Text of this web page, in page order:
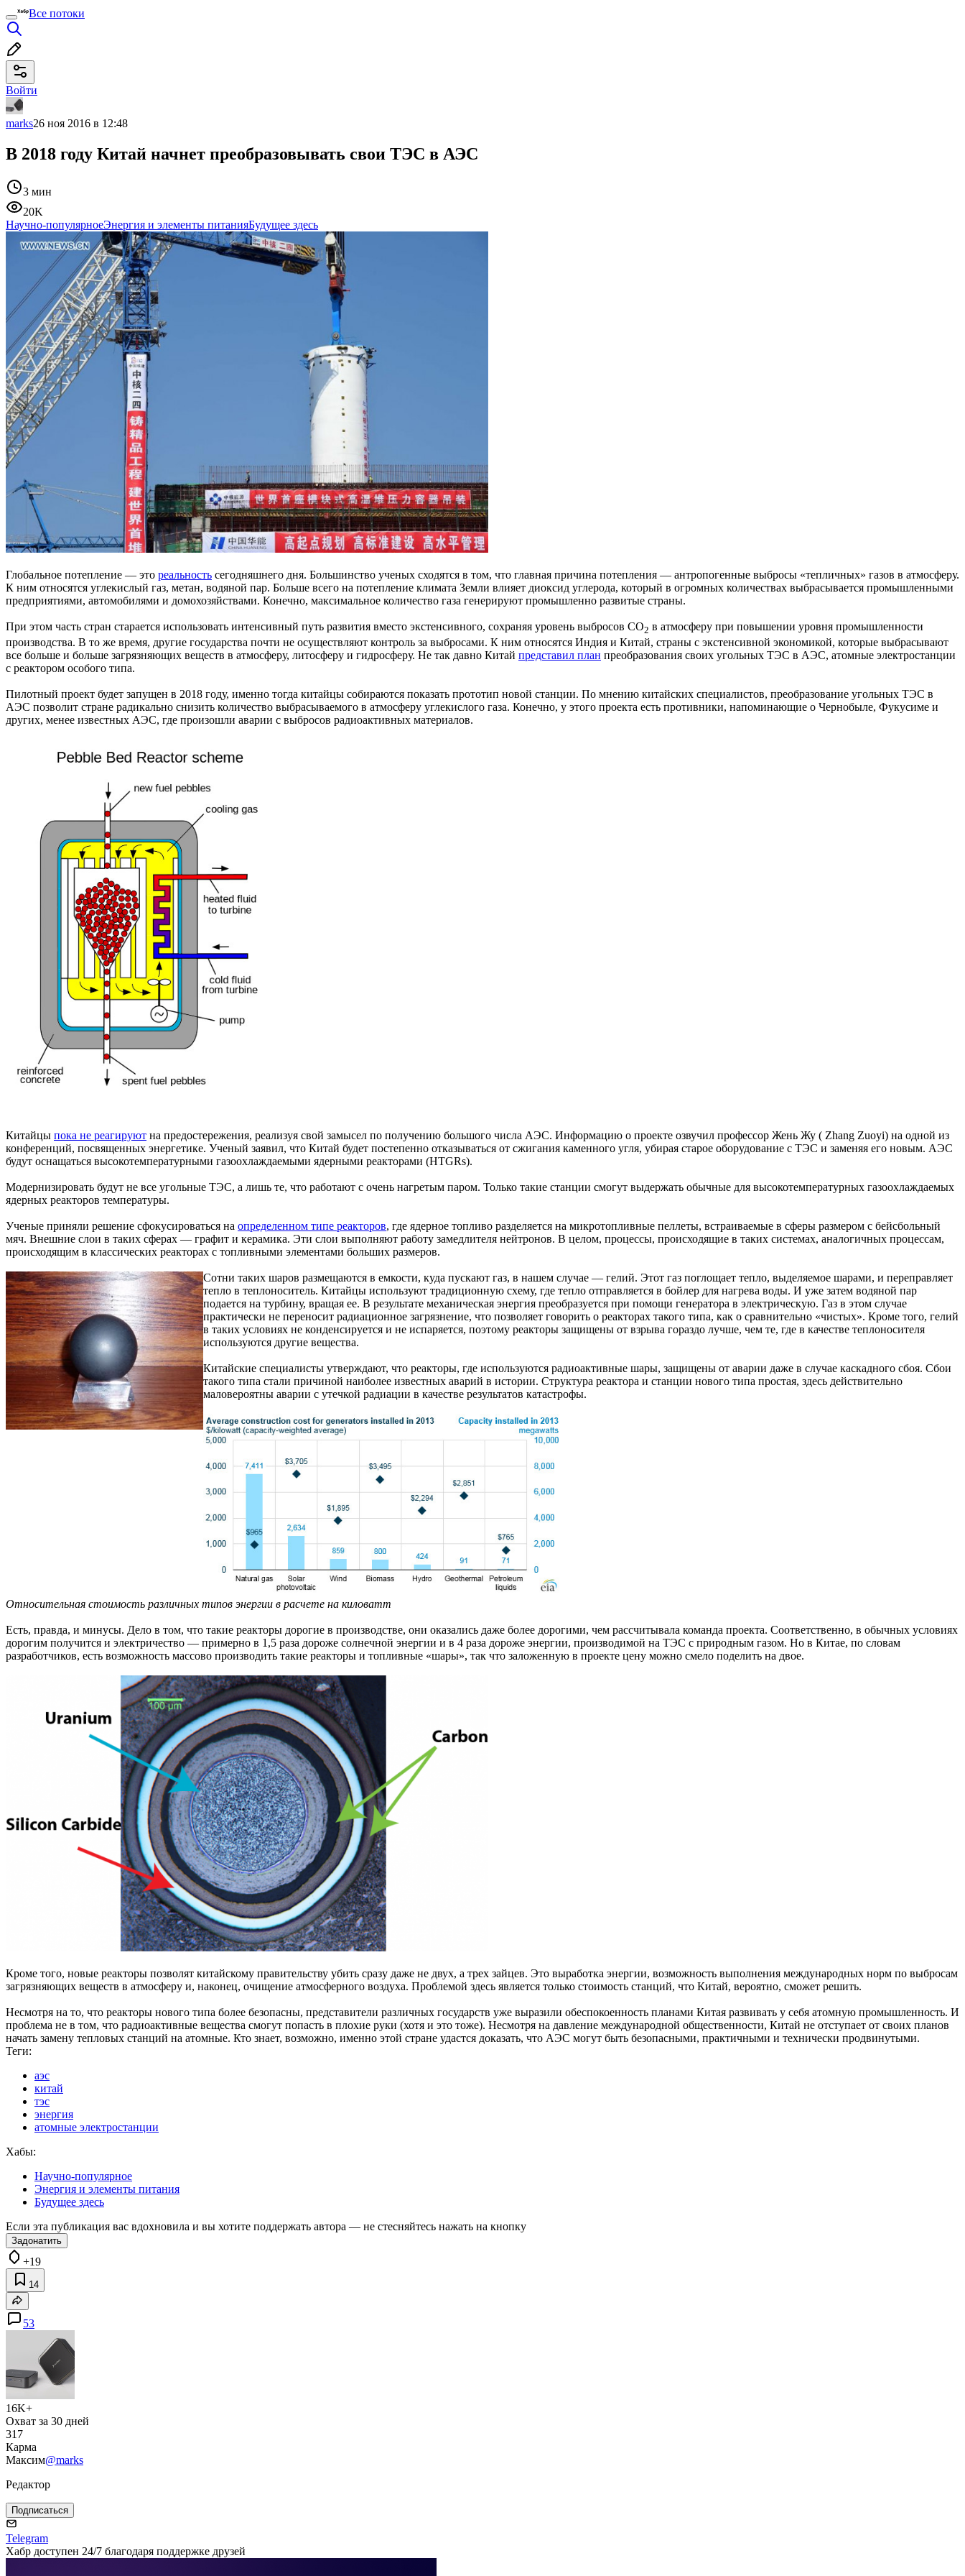
Все потоки
Войти
marks26 ноя 2016 в 12:48
В 2018 году Китай начнет преобразовывать свои ТЭС в АЭС
3 мин
20K
Научно-популярноеЭнергия и элементы питанияБудущее здесь
Глобальное потепление — это реальность сегодняшнего дня. Большинство ученых сходятся в том, что главная причина потепления — антропогенные выбросы «тепличных» газов в атмосферу.
К ним относятся углекислый газ, метан, водяной пар. Больше всего на потепление климата Земли влияет диоксид углерода, который в огромных количествах выбрасывается промышленными
предприятиями, автомобилями и домохозяйствами. Конечно, максимальное количество газа генерируют промышленно развитые страны.
При этом часть стран старается использовать интенсивный путь развития вместо экстенсивного, сохраняя уровень выбросов CO2 в атмосферу при повышении уровня промышленности
производства. В то же время, другие государства почти не осуществляют контроль за выбросами. К ним относятся Индия и Китай, страны с экстенсивной экономикой, которые выбрасывают
все больше и больше загрязняющих веществ в атмосферу, литосферу и гидросферу. Не так давно Китай представил план преобразования своих угольных ТЭС в АЭС, атомные электростанции
с реактором особого типа.
Пилотный проект будет запущен в 2018 году, именно тогда китайцы собираются показать прототип новой станции. По мнению китайских специалистов, преобразование угольных ТЭС в
АЭС позволит стране радикально снизить количество выбрасываемого в атмосферу углекислого газа. Конечно, у этого проекта есть противники, напоминающие о Чернобыле, Фукусиме и
других, менее известных АЭС, где произошли аварии с выбросов радиоактивных материалов.
Китайцы пока не реагируют на предостережения, реализуя свой замысел по получению большого числа АЭС. Информацию о проекте озвучил профессор Жень Жу ( Zhang Zuoyi) на одной из
конференций, посвященных энергетике. Ученый заявил, что Китай будет постепенно отказываться от сжигания каменного угля, убирая старое оборудование с ТЭС и заменяя его новым. АЭС
будут оснащаться высокотемпературными газоохлаждаемыми ядерными реакторами (HTGRs).
Модернизировать будут не все угольные ТЭС, а лишь те, что работают с очень нагретым паром. Только такие станции смогут выдержать обычные для высокотемпературных газоохлаждаемых
ядерных реакторов температуры.
Ученые приняли решение сфокусироваться на определенном типе реакторов, где ядерное топливо разделяется на микротопливные пеллеты, встраиваемые в сферы размером с бейсбольный
мяч. Внешние слои в таких сферах — графит и керамика. Эти слои выполняют работу замедлителя нейтронов. В целом, процессы, происходящие в таких системах, аналогичных процессам,
происходящим в классических реакторах с топливными элементами больших размеров.
Сотни таких шаров размещаются в емкости, куда пускают газ, в нашем случае — гелий. Этот газ поглощает тепло, выделяемое шарами, и переправляет
тепло в теплоноситель. Китайцы используют традиционную схему, где тепло отправляется в бойлер для нагрева воды. И уже затем водяной пар
подается на турбину, вращая ее. В результате механическая энергия преобразуется при помощи генератора в электрическую. Газ в этом случае
практически не переносит радиационное загрязнение, что позволяет говорить о реакторах такого типа, как о сравнительно «чистых». Кроме того, гелий
в таких условиях не конденсируется и не испаряется, поэтому реакторы защищены от взрыва гораздо лучше, чем те, где в качестве теплоносителя
используются другие вещества.
Китайские специалисты утверждают, что реакторы, где используются радиоактивные шары, защищены от аварии даже в случае каскадного сбоя. Сбои
такого типа стали причиной наиболее известных аварий в истории. Структура реактора и станции нового типа простая, здесь действительно
маловероятны аварии с утечкой радиации в качестве результатов катастрофы.
Относительная стоимость различных типов энергии в расчете на киловатт
Есть, правда, и минусы. Дело в том, что такие реакторы дорогие в производстве, они оказались даже более дорогими, чем рассчитывала команда проекта. Соответственно, в обычных условиях
дорогим получится и электричество — примерно в 1,5 раза дороже солнечной энергии и в 4 раза дороже энергии, производимой на ТЭС с природным газом. Но в Китае, по словам
разработчиков, есть возможность массово производить такие реакторы и топливные «шары», так что заложенную в проекте цену можно смело поделить на двое.
Кроме того, новые реакторы позволят китайскому правительству убить сразу даже не двух, а трех зайцев. Это выработка энергии, возможность выполнения международных норм по выбросам
загрязняющих веществ в атмосферу и, наконец, очищение атмосферного воздуха. Проблемой здесь является только стоимость станций, что Китай, вероятно, сможет решить.
Несмотря на то, что реакторы нового типа более безопасны, представители различных государств уже выразили обеспокоенность планами Китая развивать у себя атомную промышленность. И
проблема не в том, что радиоактивные вещества смогут попасть в плохие руки (хотя и это тоже). Несмотря на давление международной общественности, Китай не отступает от своих планов
начать замену тепловых станций на атомные. Кто знает, возможно, именно этой стране удастся доказать, что АЭС могут быть безопасными, практичными и технически продвинутыми.
Теги:
аэс
китай
тэс
энергия
атомные электростанции
Хабы:
Научно-популярное
Энергия и элементы питания
Будущее здесь
Если эта публикация вас вдохновила и вы хотите поддержать автора — не стесняйтесь нажать на кнопку
Задонатить
+19
14
53
16K+
Охват за 30 дней
317
Карма
Максим@marks
Редактор
Подписаться
Telegram
Хабр доступен 24/7 благодаря поддержке друзей